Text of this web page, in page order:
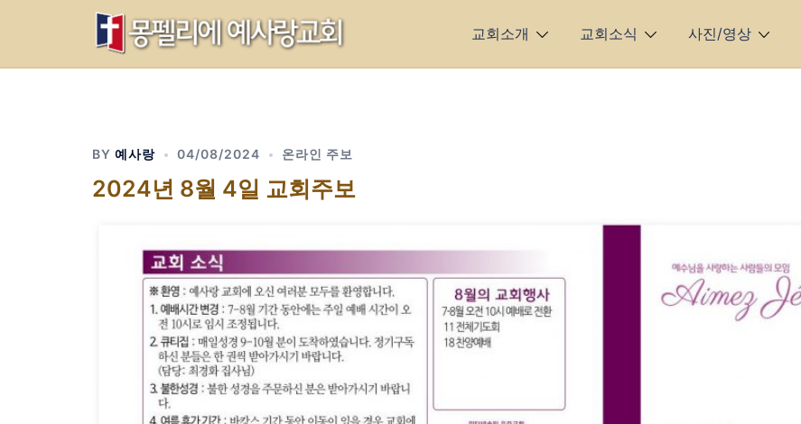
교회소개 교회소식 사진/영상
BY 예사랑 04/08/2024 온라인 주보
2024년 8월 4일 교회주보